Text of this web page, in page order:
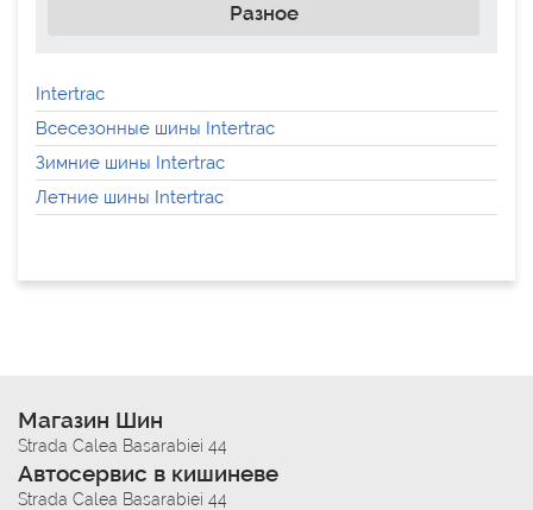
Разное
Intertrac
Всесезонные шины Intertrac
Зимние шины Intertrac
Летние шины Intertrac
Магазин Шин
Strada Calea Basarabiei 44
Автосервис в кишиневе
Strada Calea Basarabiei 44